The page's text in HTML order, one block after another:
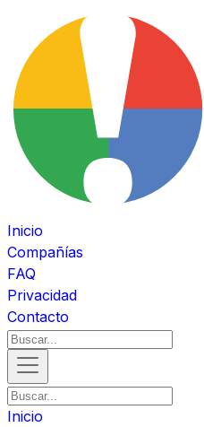
Inicio
Compañías
FAQ
Privacidad
Contacto
Inicio